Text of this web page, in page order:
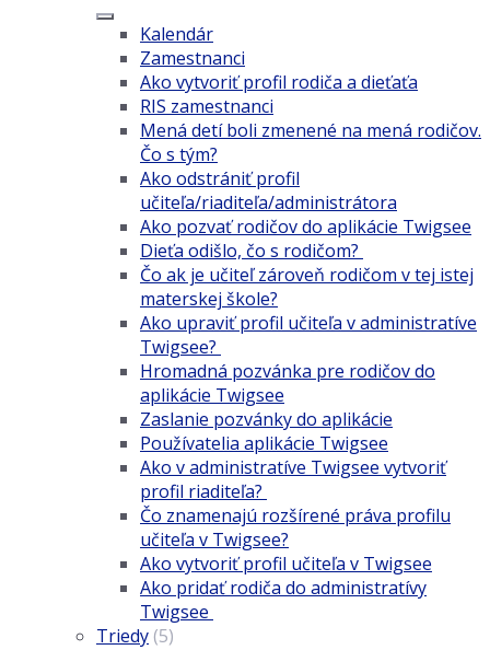
Kalendár
Zamestnanci
Ako vytvoriť profil rodiča a dieťaťa
RIS zamestnanci
Mená detí boli zmenené na mená rodičov.
Čo s tým?
Ako odstrániť profil
učiteľa/riaditeľa/administrátora
Ako pozvať rodičov do aplikácie Twigsee
Dieťa odišlo, čo s rodičom?
Čo ak je učiteľ zároveň rodičom v tej istej
materskej škole?
Ako upraviť profil učiteľa v administratíve
Twigsee?
Hromadná pozvánka pre rodičov do
aplikácie Twigsee
Zaslanie pozvánky do aplikácie
Používatelia aplikácie Twigsee
Ako v administratíve Twigsee vytvoriť
profil riaditeľa?
Čo znamenajú rozšírené práva profilu
učiteľa v Twigsee?
Ako vytvoriť profil učiteľa v Twigsee
Ako pridať rodiča do administratívy
Twigsee
Triedy (5)